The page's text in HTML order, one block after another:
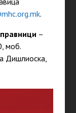
.
–
моб.
Дишлиоска,